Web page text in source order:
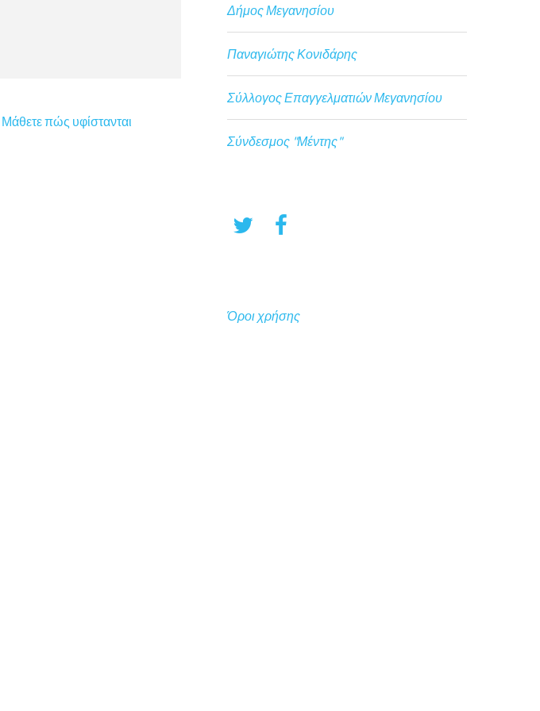
Μάθετε πώς υφίστανται
Δήμος Μεγανησίου
Παναγιώτης Κονιδάρης
Σύλλογος Επαγγελματιών Μεγανησίου
Σύνδεσμος "Μέντης"
Όροι χρήσης